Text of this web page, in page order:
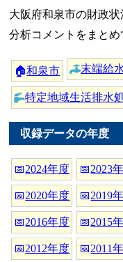
大阪府和泉市の財政
分析コメントをまとめ
🏠和泉市 末端給
特定地域生活排水
収録データの年度
📅2024年度 📅2023
📅2020年度 📅2019
📅2016年度 📅2015
📅2012年度 📅2011